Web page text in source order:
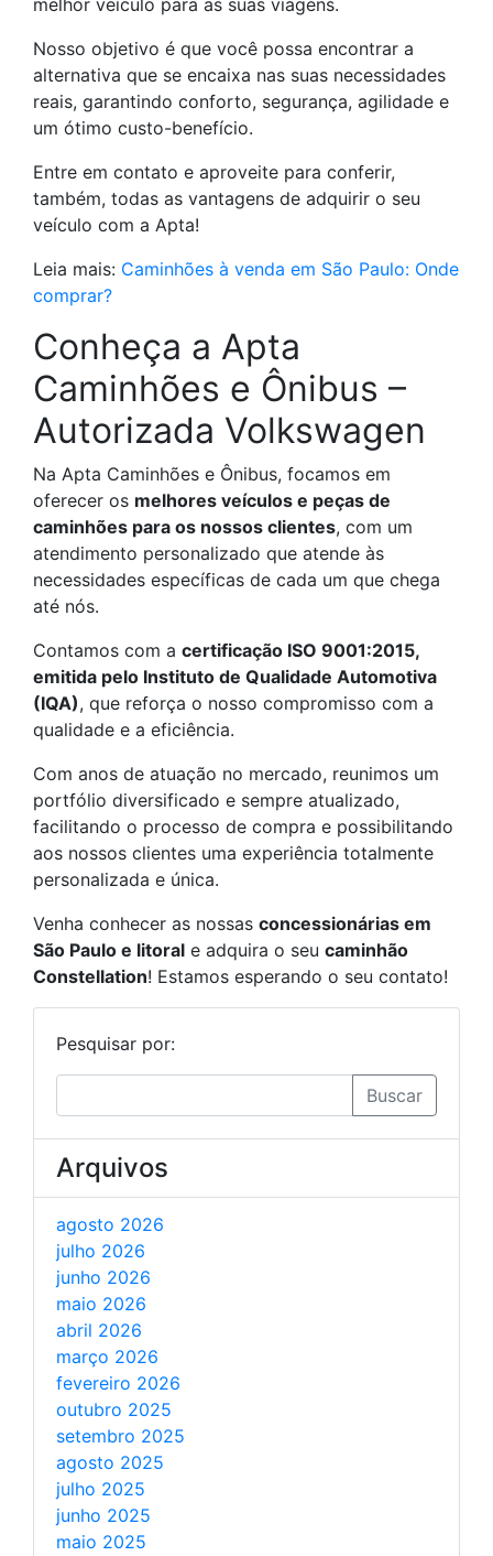
melhor veículo para as suas viagens.
Nosso objetivo é que você possa encontrar a
alternativa que se encaixa nas suas necessidades
reais, garantindo conforto, segurança, agilidade e
um ótimo custo-benefício.
Entre em contato e aproveite para conferir,
também, todas as vantagens de adquirir o seu
veículo com a Apta!
Leia mais: Caminhões à venda em São Paulo: Onde
comprar?
Conheça a Apta
Caminhões e Ônibus –
Autorizada Volkswagen
Na Apta Caminhões e Ônibus, focamos em
oferecer os melhores veículos e peças de
caminhões para os nossos clientes, com um
atendimento personalizado que atende às
necessidades específicas de cada um que chega
até nós.
Contamos com a certificação ISO 9001:2015,
emitida pelo Instituto de Qualidade Automotiva
(IQA), que reforça o nosso compromisso com a
qualidade e a eficiência.
Com anos de atuação no mercado, reunimos um
portfólio diversificado e sempre atualizado,
facilitando o processo de compra e possibilitando
aos nossos clientes uma experiência totalmente
personalizada e única.
Venha conhecer as nossas concessionárias em
São Paulo e litoral e adquira o seu caminhão
Constellation! Estamos esperando o seu contato!
Pesquisar por:
Buscar
Arquivos
agosto 2026
julho 2026
junho 2026
maio 2026
abril 2026
março 2026
fevereiro 2026
outubro 2025
setembro 2025
agosto 2025
julho 2025
junho 2025
maio 2025